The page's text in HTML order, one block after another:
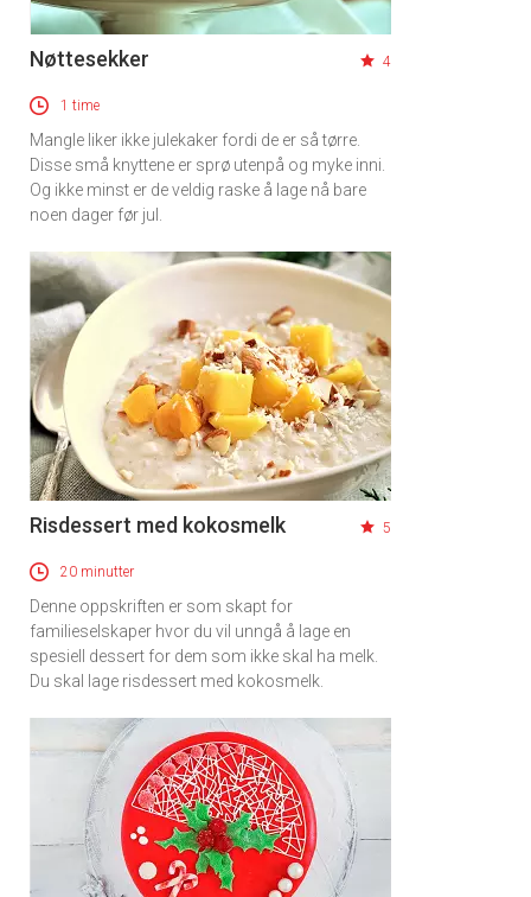
Nøttesekker 4
1 time
Mangle liker ikke julekaker fordi de er så tørre.
Disse små knyttene er sprø utenpå og myke inni.
Og ikke minst er de veldig raske å lage nå bare
noen dager før jul.
Risdessert med kokosmelk 5
20 minutter
Denne oppskriften er som skapt for
familieselskaper hvor du vil unngå å lage en
spesiell dessert for dem som ikke skal ha melk.
Du skal lage risdessert med kokosmelk.